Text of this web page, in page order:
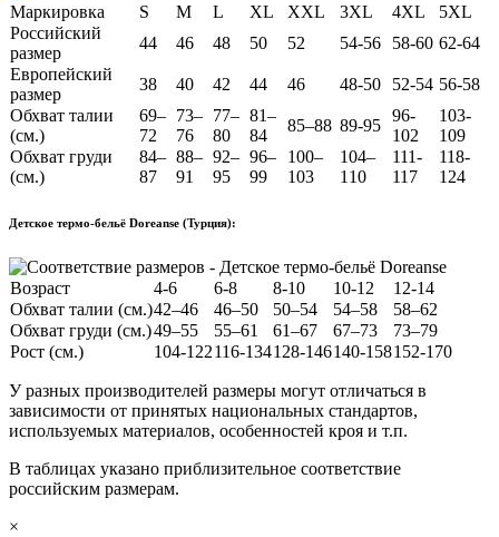
Маркировка S M L XL XXL 3XL 4XL
5XL
Российский
размер
44 46 48 50 52 54-56 58-60 62-64
Европейский
размер
38 40 42 44 46 48-50 52-54 56-58
Обхват талии
(см.)
69–
72
73–
76
77–
80
81–
84
85–88 89-95
96-
102
103-
109
Обхват груди
(см.)
84–
87
88–
91
92–
95
96–
99
100–
103
104–
110
111-
117
118-
124
Детское термо-бельё Doreanse (Турция):
Возраст 4-6 6-8 8-10 10-12
12-14
Обхват талии (см.)42–46 46–50 50–54 54–58
58–62
Обхват груди (см.)49–55 55–61 61–67 67–73
73–79
Рост (см.)
104-122116-134128-146140-158152-170
У разных производителей размеры могут отличаться в
зависимости от принятых национальных стандартов,
используемых материалов, особенностей кроя и т.п.
В таблицах указано приблизительное соответствие
российским размерам.
×